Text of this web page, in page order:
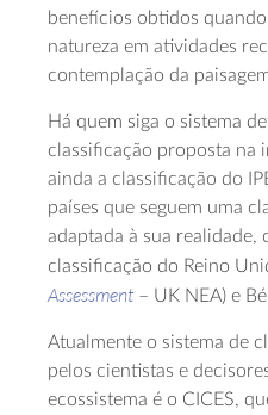
benefícios obtidos
natureza em atividades
contemplação da
Há quem siga o sistema
classificação proposta na
ainda a classificação do
países que seguem uma
adaptada à sua realidade,
classificação do Reino
Assessment – UK NEA) e
Atualmente o sistema de
pelos cientistas e
ecossistema é o CICES,